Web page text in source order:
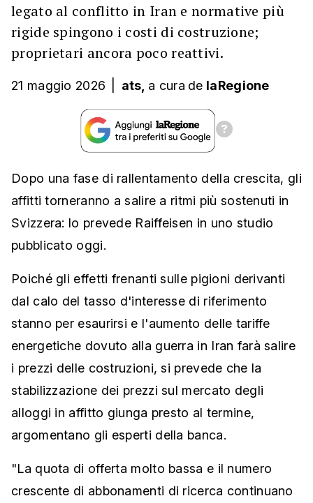
legato al conflitto in Iran e normative più
rigide spingono i costi di costruzione;
proprietari ancora poco reattivi.
21 maggio 2026 ats, a cura de laRegione
Dopo una fase di rallentamento della crescita, gli
affitti torneranno a salire a ritmi più sostenuti in
Svizzera: lo prevede Raiffeisen in uno studio
pubblicato oggi.
Poiché gli effetti frenanti sulle pigioni derivanti
dal calo del tasso d'interesse di riferimento
stanno per esaurirsi e l'aumento delle tariffe
energetiche dovuto alla guerra in Iran farà salire
i prezzi delle costruzioni, si prevede che la
stabilizzazione dei prezzi sul mercato degli
alloggi in affitto giunga presto al termine,
argomentano gli esperti della banca.
"La quota di offerta molto bassa e il numero
crescente di abbonamenti di ricerca continuano